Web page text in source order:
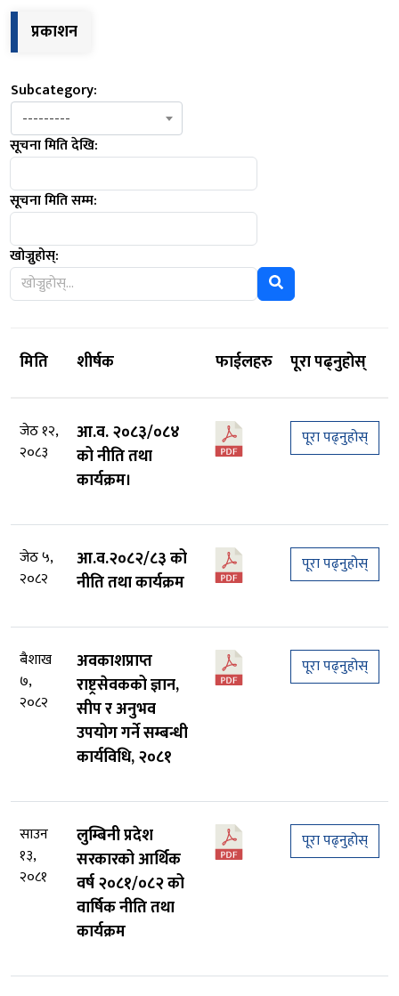
प्रकाशन
Subcategory:
---------
सूचना मिति देखि:
सूचना मिति सम्म:
खोज्नुहोस्:
मिति शीर्षक फाईलहरु पूरा पढ्नुहोस्
जेठ १२,
२०८३
आ.व. २०८३/०८४
को नीति तथा
कार्यक्रम।
पूरा पढ्नुहोस्
जेठ ५,
२०८२
आ.व.२०८२/८३ को
नीति तथा कार्यक्रम
पूरा पढ्नुहोस्
बैशाख
७,
२०८२
अवकाशप्राप्त
राष्ट्रसेवकको ज्ञान,
सीप र अनुभव
उपयोग गर्ने सम्बन्धी
कार्यविधि, २०८१
पूरा पढ्नुहोस्
साउन
१३,
२०८१
लुम्बिनी प्रदेश
सरकारको आर्थिक
वर्ष २०८१/०८२ को
वार्षिक नीति तथा
कार्यक्रम
पूरा पढ्नुहोस्